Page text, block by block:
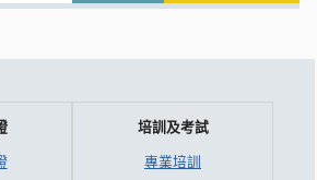
培訓及考試
專業培訓